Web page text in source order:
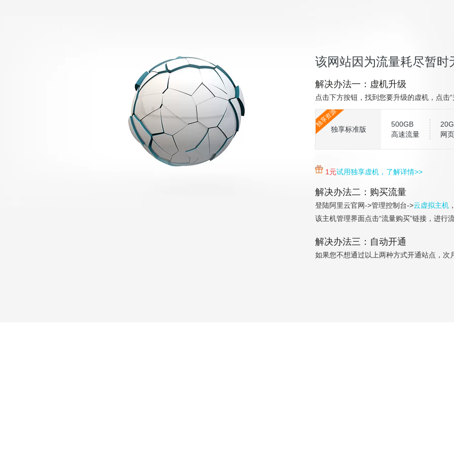
该网站因为流量耗尽暂时
解决办法一：虚机升级
点击下方按钮，找到您要升级的虚机，点击
独享资源
独享标准版
500GB
高速流量
网
1元试用独享虚机，了解详情>>
解决办法二：购买流量
登陆阿里云官网->管理控制台->云虚拟主机
该主机管理界面点击“流量购买”链接，进行
解决办法三：自动开通
如果您不想通过以上两种方式开通站点，次